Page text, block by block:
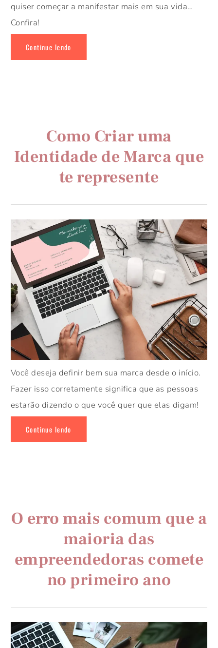
quiser começar a manifestar mais em sua vida…
Confira!
Continue lendo
Como Criar uma
Identidade de Marca que
te represente
Você deseja definir bem sua marca desde o início.
Fazer isso corretamente significa que as pessoas
estarão dizendo o que você quer que elas digam!
Continue lendo
O erro mais comum que a
maioria das
empreendedoras comete
no primeiro ano